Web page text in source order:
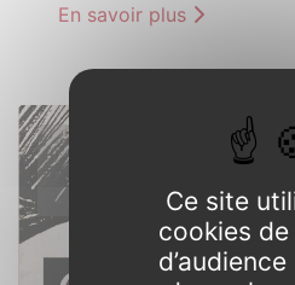
En savoir plus
Ce site
cookies de